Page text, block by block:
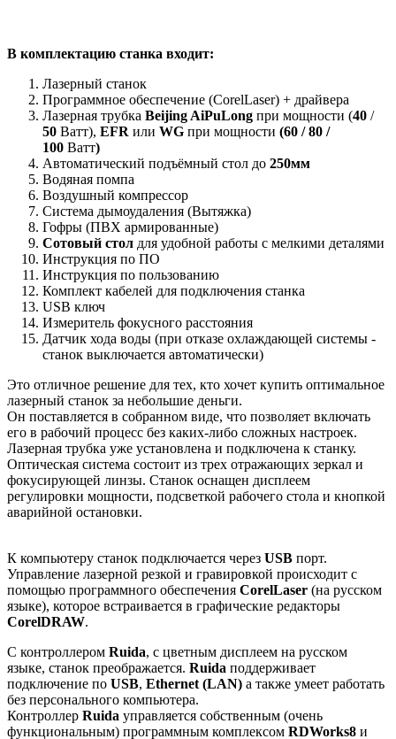
В комплектацию станка входит:
Лазерный станок
Программное обеспечение (CorelLaser) + драйвера
Лазерная трубка Beijing AiPuLong при мощности (40 /
50 Ватт), EFR или WG при мощности (60 /80 /
100 Ватт)
Автоматический подъёмный стол до 250мм
Водяная помпа
Воздушный компрессор
Система дымоудаления (Вытяжка)
Гофры (ПВХ армированные)
Сотовый стол для удобной работы с мелкими деталями
Инструкция по ПО
Инструкция по пользованию
Комплект кабелей для подключения станка
USB ключ
Измеритель фокусного расстояния
Датчик хода воды (при отказе охлаждающей системы -
станок выключается автоматически)
Это отличное решение для тех, кто хочет купить оптимальное
лазерный станок за небольшие деньги.
Он поставляется в собранном виде, что позволяет включать
его в рабочий процесс без каких-либо сложных настроек.
Лазерная трубка уже установлена и подключена к станку.
Оптическая система состоит из трех отражающих зеркал и
фокусирующей линзы. Станок оснащен дисплеем
регулировки мощности, подсветкой рабочего стола и кнопкой
аварийной остановки.
К компьютеру станок подключается через USB порт.
Управление лазерной резкой и гравировкой происходит с
помощью программного обеспечения CorelLaser (на русском
языке), которое встраивается в графические редакторы
CorelDRAW.
С контроллером Ruida, с цветным дисплеем на русском
языке, станок преображается. Ruida поддерживает
подключение по USB, Ethernet (LAN) а также умеет работать
без персонального компьютера.
Контроллер Ruida управляется собственным (очень
функциональным) программным комплексом RDWorks8 и